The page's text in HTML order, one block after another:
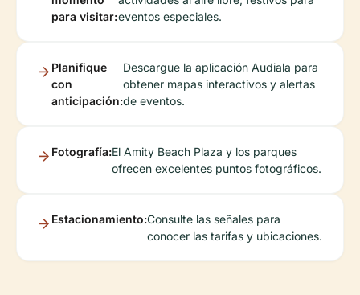
para visitar:eventos especiales.
Planifique
con
anticipación:
Descargue la aplicación Audiala para
obtener mapas interactivos y alertas
de eventos.
Fotografía:El Amity Beach Plaza y los parques
ofrecen excelentes puntos fotográficos.
Estacionamiento:Consulte las señales para
conocer las tarifas y ubicaciones.